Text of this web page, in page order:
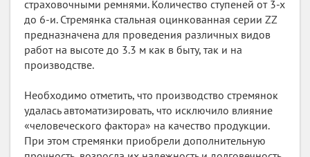
страховочными ремнями. Количество ступеней от 3-х
до 6-и. Стремянка стальная оцинкованная серии ZZ
предназначена для проведения различных видов
работ на высоте до 3.3 м как в быту, так и на
производстве.
Необходимо отметить, что производство стремянок
удалась автоматизировать, что исключило влияние
«человеческого фактора» на качество продукции.
При этом стремянки приобрели дополнительную